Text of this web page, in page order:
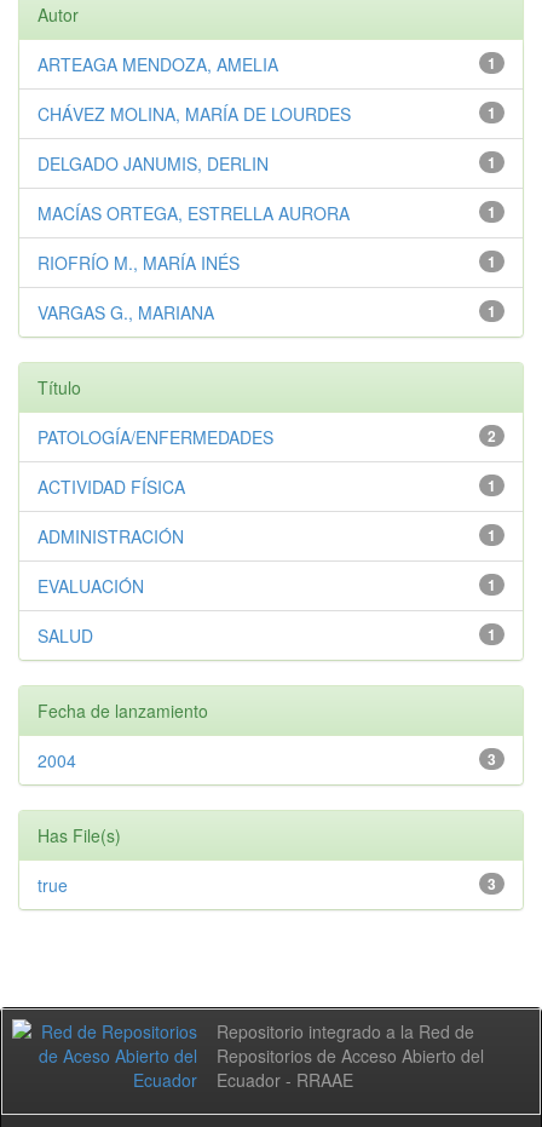
Autor
1
ARTEAGA MENDOZA, AMELIA
1
CHÁVEZ MOLINA, MARÍA DE LOURDES
1
DELGADO JANUMIS, DERLIN
1
MACÍAS ORTEGA, ESTRELLA AURORA
1
RIOFRÍO M., MARÍA INÉS
1
VARGAS G., MARIANA
Título
2
PATOLOGÍA/ENFERMEDADES
1
ACTIVIDAD FÍSICA
1
ADMINISTRACIÓN
1
EVALUACIÓN
1
SALUD
Fecha de lanzamiento
3
2004
Has File(s)
3
true
Repositorio integrado a la Red de
Repositorios de Acceso Abierto del
Ecuador - RRAAE